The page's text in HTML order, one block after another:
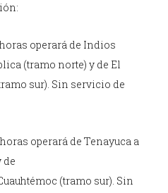
horas operará de Indios
(tramo norte) y de El
sur). Sin servicio de
horas operará de Tenayuca a
de
(tramo sur). Sin